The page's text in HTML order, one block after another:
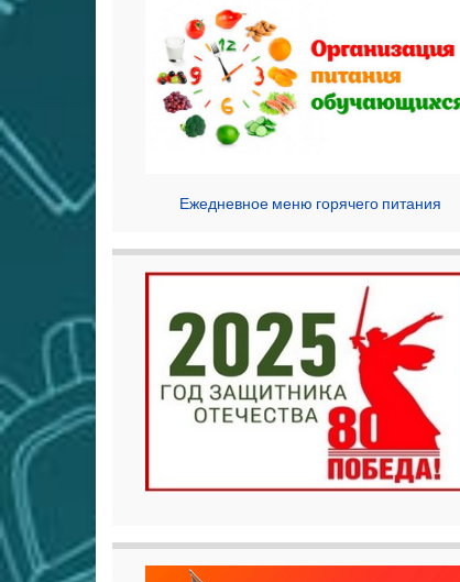
Ежедневное меню горячего питания